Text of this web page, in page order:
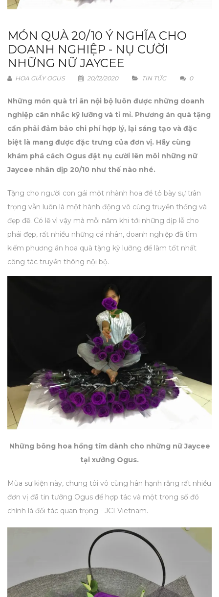
MÓN QUÀ 20/10 Ý NGHĨA CHO
DOANH NGHIỆP - NỤ CƯỜI
NHỮNG NỮ JAYCEE
HOA GIẤY OGUS 20/12/2020 TIN TỨC 0
Những món quà tri ân nội bộ luôn được những doanh
nghiệp cân nhắc kỹ lưỡng và tỉ mỉ. Phương án quà tặng
cần phải đảm bảo chi phí hợp lý, lại sáng tạo và đặc
biệt là mang được đặc trưng của đơn vị. Hãy cùng
khám phá cách Ogus đặt nụ cười lên môi những nữ
Jaycee nhân dịp 20/10 như thế nào nhé.
Tặng cho người con gái một nhành hoa để tỏ bày sự trân
trọng vẫn luôn là một hành động vô cùng truyền thống và
đẹp đẽ. Có lẽ vì vậy mà mỗi năm khi tới những dịp lễ cho
phái đẹp, rất nhiều những cá nhân, doanh nghiệp đã tìm
kiếm phương án hoa quà tặng kỹ lưỡng để làm tốt nhất
công tác truyền thông nội bộ.
Những bông hoa hồng tím dành cho những nữ Jaycee
tại xưởng Ogus.
Mùa sự kiện này, chung tôi vô cùng hân hạnh rằng rất nhiều
đơn vị đã tin tưởng Ogus để hợp tác và một trong số đó
chính là đối tác quan trọng - JCI Vietnam.